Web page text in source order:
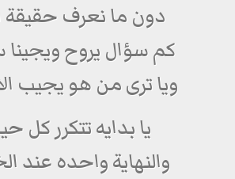
دون ما نعرف حقيقة
كم سؤال يروح ويجينا
ويا ترى من هو يجيب
يا بدايه تتكرر كل
والنهاية واحده عند